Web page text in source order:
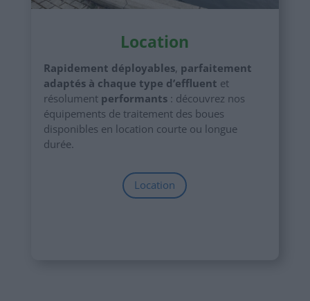
Location
Rapidement déployables, parfaitement
adaptés à chaque type d’effluent et
résolument performants: découvrez nos
équipements de traitement des boues
disponibles en location courte ou longue
durée.
Location